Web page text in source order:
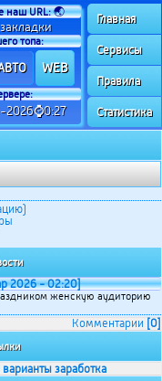
наш URL:🌏
топа:
WEB
Главная
Сервисы
Правила
Статистика
2026 - 02:20]
женскую аудиторию
Комментарии [0]
заработка